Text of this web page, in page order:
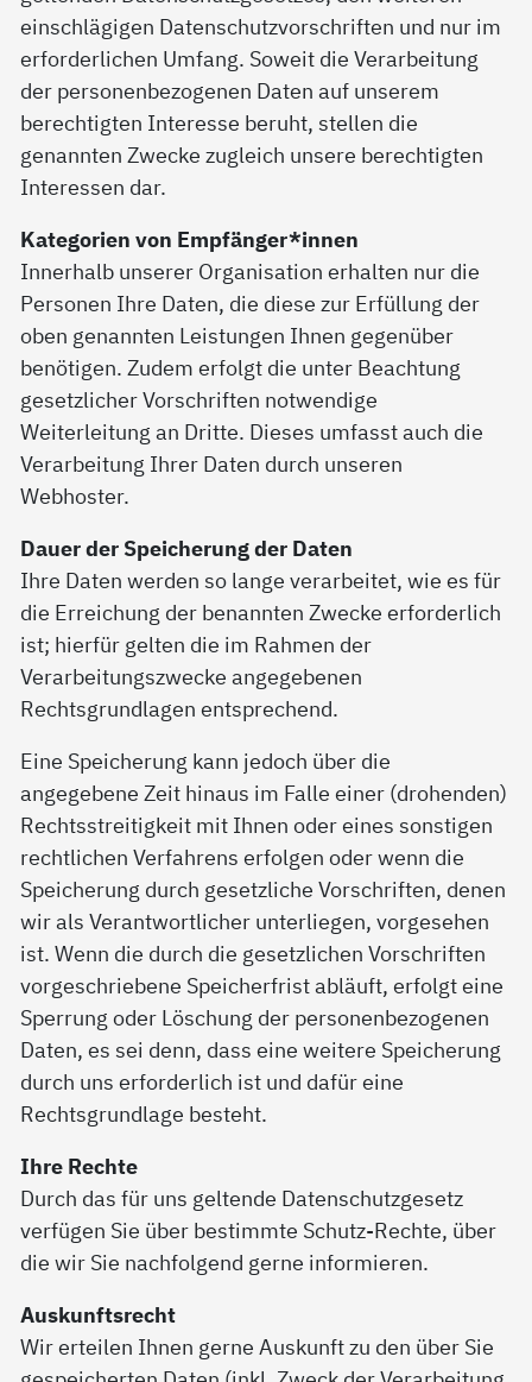
einschlägigen Datenschutzvorschriften und nur im
erforderlichen Umfang. Soweit die Verarbeitung
der personenbezogenen Daten auf unserem
berechtigten Interesse beruht, stellen die
genannten Zwecke zugleich unsere berechtigten
Interessen dar.
Kategorien von Empfänger*innen
Innerhalb unserer Organisation erhalten nur die
Personen Ihre Daten, die diese zur Erfüllung der
oben genannten Leistungen Ihnen gegenüber
benötigen. Zudem erfolgt die unter Beachtung
gesetzlicher Vorschriften notwendige
Weiterleitung an Dritte. Dieses umfasst auch die
Verarbeitung Ihrer Daten durch unseren
Webhoster.
Dauer der Speicherung der Daten
Ihre Daten werden so lange verarbeitet, wie es für
die Erreichung der benannten Zwecke erforderlich
ist; hierfür gelten die im Rahmen der
Verarbeitungszwecke angegebenen
Rechtsgrundlagen entsprechend.
Eine Speicherung kann jedoch über die
angegebene Zeit hinaus im Falle einer (drohenden)
Rechtsstreitigkeit mit Ihnen oder eines sonstigen
rechtlichen Verfahrens erfolgen oder wenn die
Speicherung durch gesetzliche Vorschriften, denen
wir als Verantwortlicher unterliegen, vorgesehen
ist. Wenn die durch die gesetzlichen Vorschriften
vorgeschriebene Speicherfrist abläuft, erfolgt eine
Sperrung oder Löschung der personenbezogenen
Daten, es sei denn, dass eine weitere Speicherung
durch uns erforderlich ist und dafür eine
Rechtsgrundlage besteht.
Ihre Rechte
Durch das für uns geltende Datenschutzgesetz
verfügen Sie über bestimmte Schutz-Rechte, über
die wir Sie nachfolgend gerne informieren.
Auskunftsrecht
Wir erteilen Ihnen gerne Auskunft zu den über Sie